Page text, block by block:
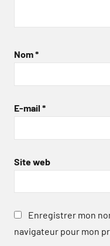
Nom*
E-mail *
Site web
Enregistrer mon
navigateur pour mon